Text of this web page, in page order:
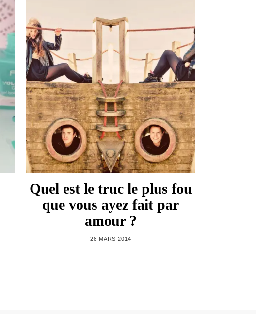
Quel est le truc le plus fou
que vous ayez fait par
amour ?
28 MARS 2014